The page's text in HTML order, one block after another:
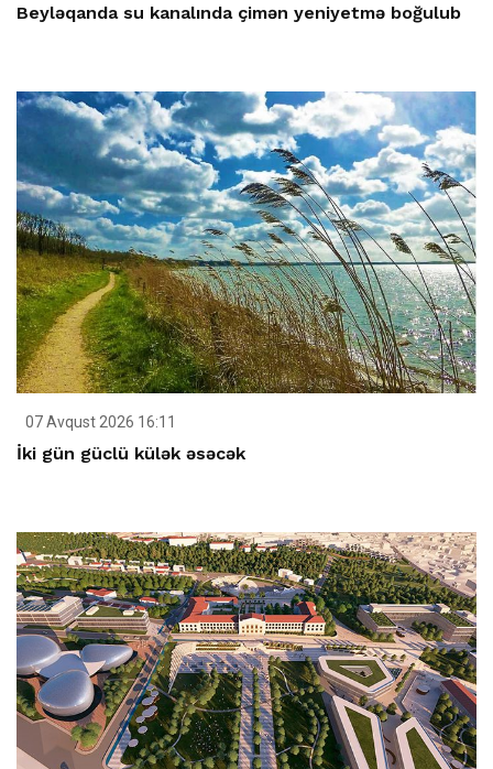
Beyləqanda su kanalında çimən yeniyetmə boğulub
07 Avqust 2026 16:11
İki gün güclü külək əsəcək